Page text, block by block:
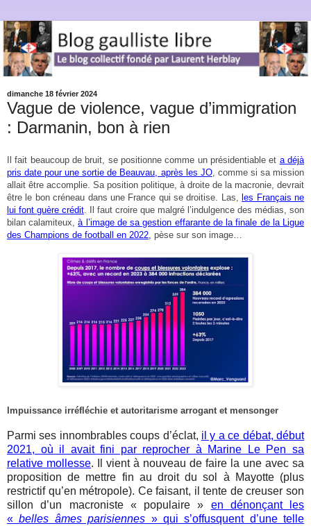
dimanche 18 février 2024
Vague de violence, vague d’immigration
: Darmanin, bon à rien
Il fait beaucoup de bruit, se positionne comme un présidentiable et a déjà
pris date pour une sortie de Beauvau, après les JO, comme si sa mission
allait être accomplie. Sa position politique, à droite de la macronie, devrait
être le bon créneau dans une France qui se droitise. Las, les Français ne
lui font guère crédit. Il faut croire que malgré l’indulgence des médias, son
bilan calamiteux,à l’image de sa gestion effarante de la finale de la Ligue
des Champions de football en 2022, pèse sur son image…
Impuissance irréfléchie et autoritarisme arrogant et mensonger
Parmi ses innombrables coups d’éclat, il y a ce débat, début
2021, où il avait fini par reprocher à Marine Le Pen sa
relative mollesse. Il vient à nouveau de faire la une avec sa
proposition de mettre fin au droit du sol à Mayotte (plus
restrictif qu’en métropole). Ce faisant, il tente de creuser son
sillon d’un macroniste « populaire » en dénonçant les
«belles âmes parisiennes » qui s’offusquent d’une telle